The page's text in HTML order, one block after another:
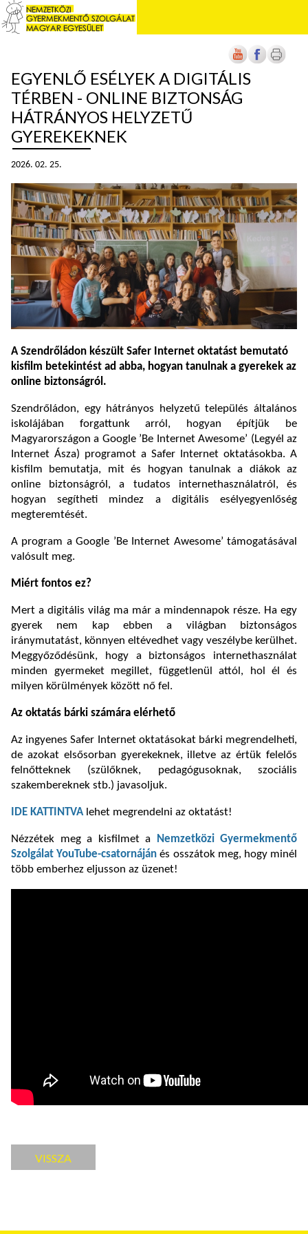
EGYENLŐ ESÉLYEK A DIGITÁLIS
TÉRBEN - ONLINE BIZTONSÁG
HÁTRÁNYOS HELYZETŰ
GYEREKEKNEK
2026. 02. 25.
A Szendrőládon készült Safer Internet oktatást bemutató
kisfilm betekintést ad abba, hogyan tanulnak a gyerekek az
online biztonságról.
Szendrőládon, egy hátrányos helyzetű település általános
iskolájában forgattunk arról, hogyan építjük be
Magyarországon a Google ’Be Internet Awesome’ (Legyél az
Internet Ásza) programot a Safer Internet oktatásokba. A
kisfilm bemutatja, mit és hogyan tanulnak a diákok az
online biztonságról, a tudatos internethasználatról, és
hogyan segítheti mindez a digitális esélyegyenlőség
megteremtését.
A program a Google ’Be Internet Awesome’ támogatásával
valósult meg.
Miért fontos ez?
Mert a digitális világ ma már a mindennapok része. Ha egy
gyerek nem kap ebben a világban biztonságos
iránymutatást, könnyen eltévedhet vagy veszélybe kerülhet.
Meggyőződésünk, hogy a biztonságos internethasználat
minden gyermeket megillet, függetlenül attól, hol él és
milyen körülmények között nő fel.
Az oktatás bárki számára elérhető
Az ingyenes Safer Internet oktatásokat bárki megrendelheti,
de azokat elsősorban gyerekeknek, illetve az értük felelős
felnőtteknek (szülőknek, pedagógusoknak, szociális
szakembereknek stb.) javasoljuk.
IDE KATTINTVAlehet megrendelni az oktatást!
Nézzétek meg a kisfilmet a
Nemzetközi Gyermekmentő
Szolgálat YouTube-csatornáján és osszátok meg, hogy minél
több emberhez eljusson az üzenet!
VISSZA